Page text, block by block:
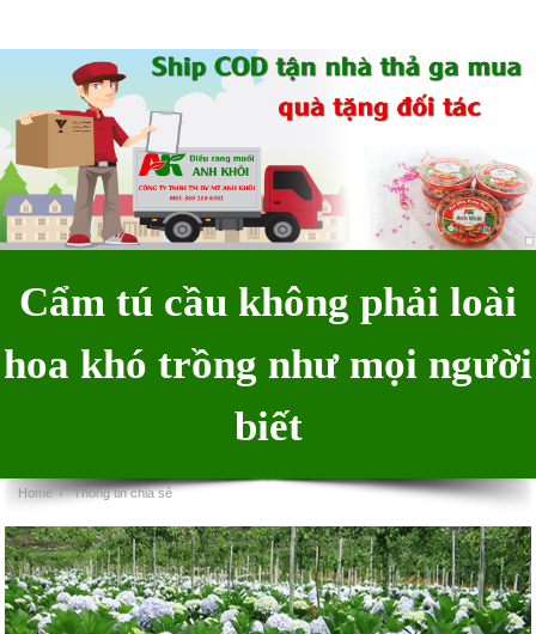
Cẩm tú cầu không phải loài
hoa khó trồng như mọi người
biết
Home › Thông tin chia sẻ